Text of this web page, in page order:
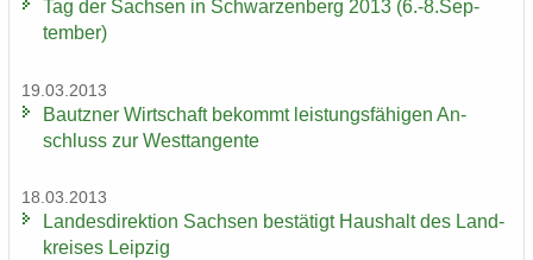
Tag der Sach­sen in Schwar­zen­berg 2013 (6.-8.Sep­
tem­ber)
19.03.2013
Bautz­ner Wirt­schaft be­kommt leis­tungs­fä­hi­gen An­
schluss zur West­tan­gen­te
18.03.2013
Lan­des­di­rek­ti­on Sach­sen be­stä­tigt Haus­halt des Land­
krei­ses Leip­zig